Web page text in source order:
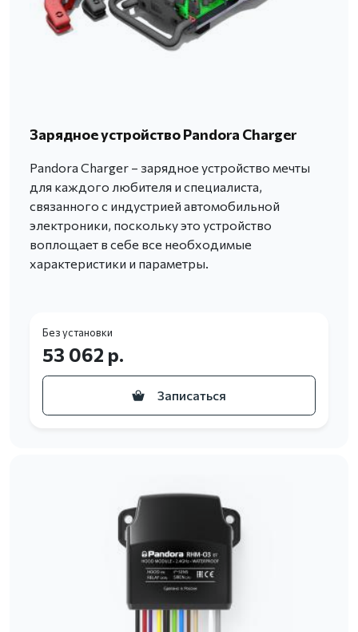
Зарядное устройство Pandora Charger
Pandora Charger – зарядное устройство мечты
для каждого любителя и специалиста,
связанного с индустрией автомобильной
электроники, поскольку это устройство
воплощает в себе все необходимые
характеристики и параметры.
Без установки
53 062 р.
Записаться